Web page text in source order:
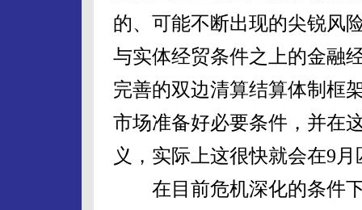
的、可能不断出现的尖锐风
与实体经贸条件之上的金融
完善的双边清算结算体制框
市场准备好必要条件，并在
义，实际上这很快就会在9
在目前危机深化的条件下